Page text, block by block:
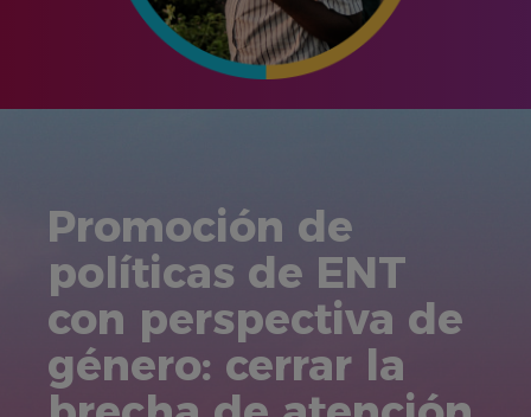
Promoción de
políticas de ENT
con perspectiva de
género: cerrar la